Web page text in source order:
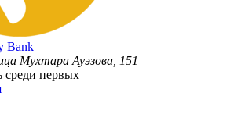
Bank
Мухтара Ауэзова, 151
среди первых